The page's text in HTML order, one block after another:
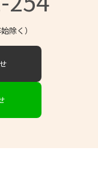
除く）